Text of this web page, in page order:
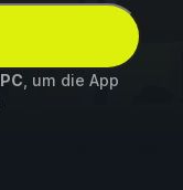
PC , um die App